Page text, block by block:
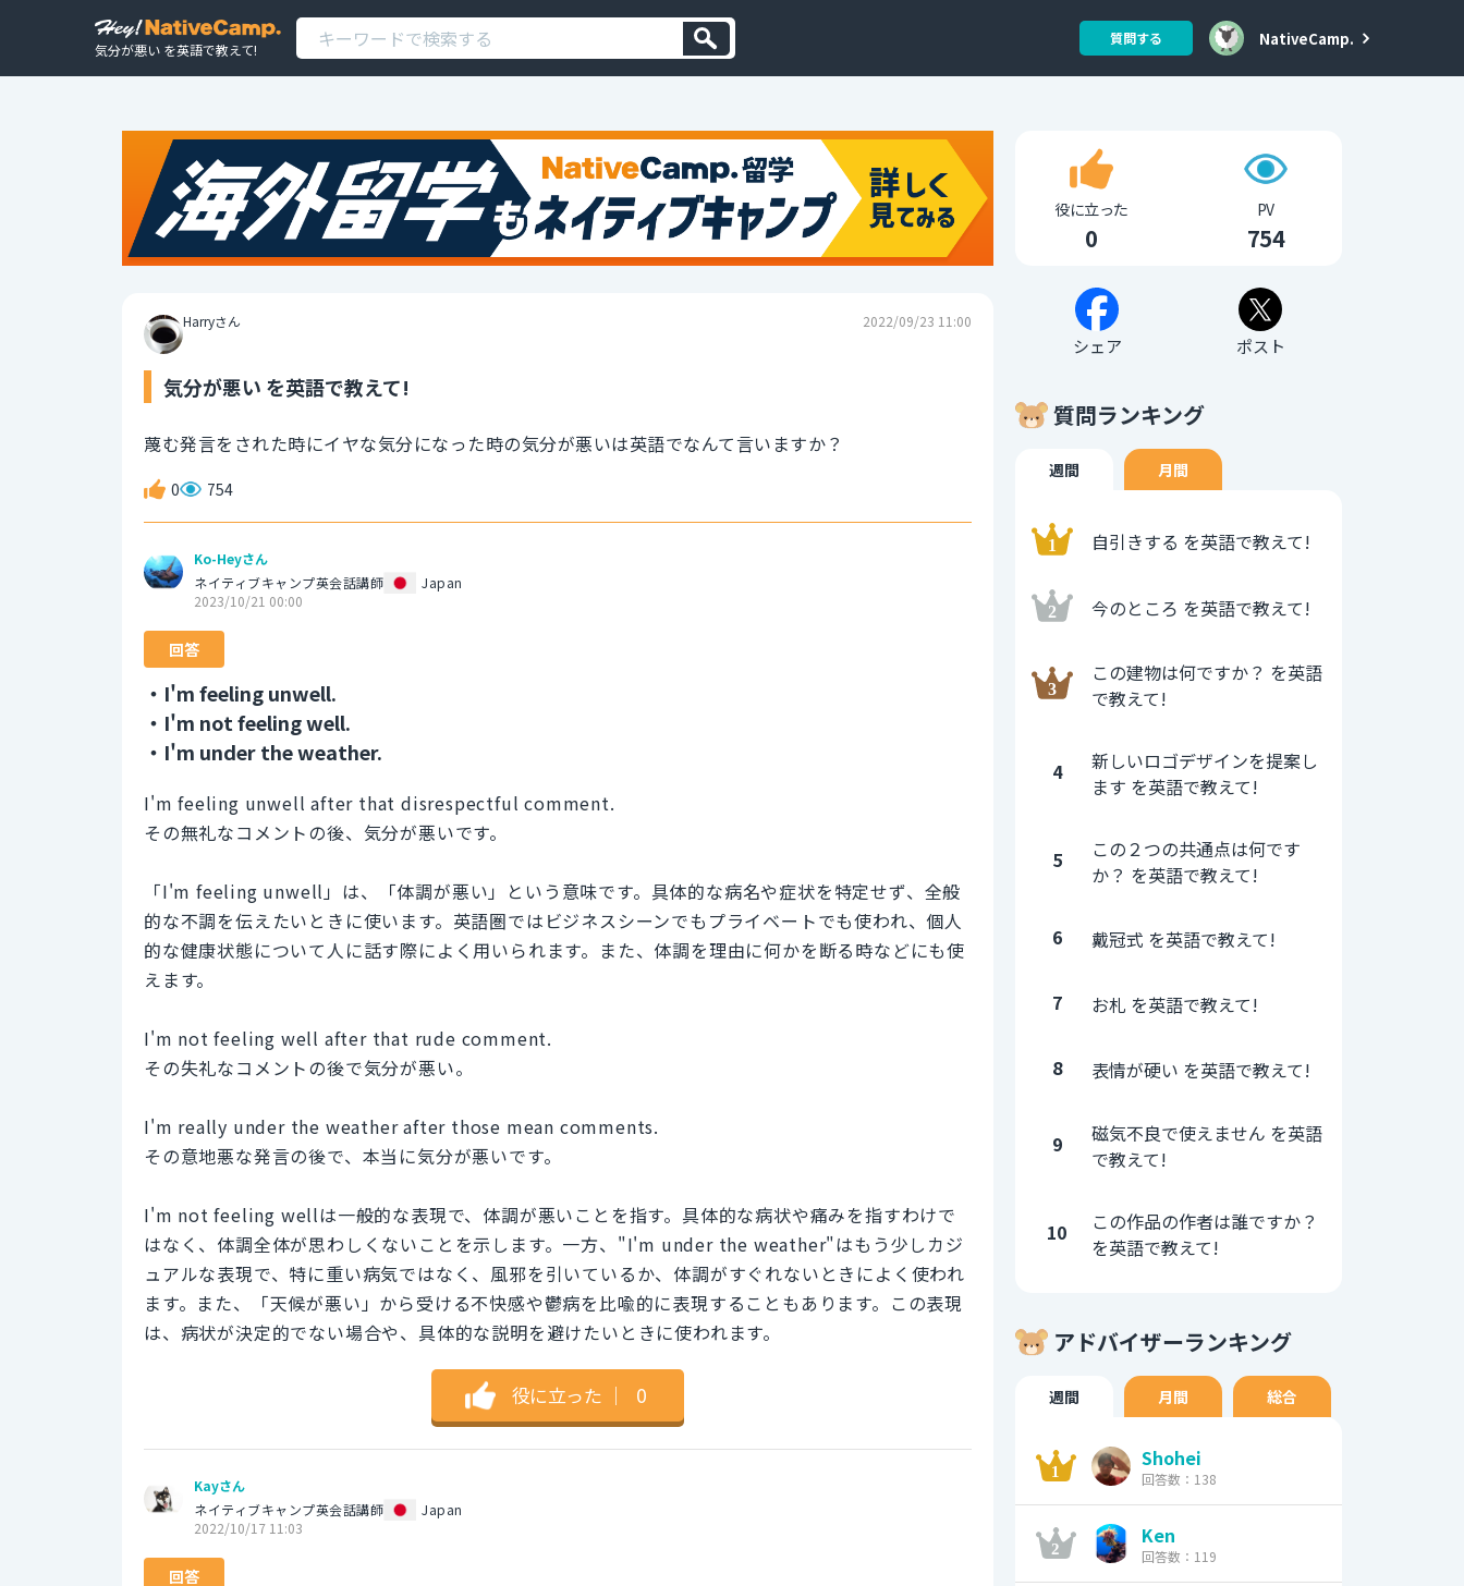
気分が悪い を英語で教えて!
質問する NativeCamp.
Harryさん 2022/09/23 11:00
気分が悪い を英語で教えて!
蔑む発言をされた時にイヤな気分になった時の気分が悪いは英語でなんて言いますか？
0 754
Ko-Heyさん
ネイティブキャンプ英会話講師
Japan
2023/10/21 00:00
回答
・I'm feeling unwell.
・I'm not feeling well.
・I'm under the weather.
I'm feeling unwell after that disrespectful comment.
その無礼なコメントの後、気分が悪いです。
「I'm feeling unwell」は、「体調が悪い」という意味です。具体的な病名や症状を特定せず、全般
的な不調を伝えたいときに使います。英語圏ではビジネスシーンでもプライベートでも使われ、個人
的な健康状態について人に話す際によく用いられます。また、体調を理由に何かを断る時などにも使
えます。
I'm not feeling well after that rude comment.
その失礼なコメントの後で気分が悪い。
I'm really under the weather after those mean comments.
その意地悪な発言の後で、本当に気分が悪いです。
I'm not feeling wellは一般的な表現で、体調が悪いことを指す。具体的な病状や痛みを指すわけで
はなく、体調全体が思わしくないことを示します。一方、"I'm under the weather"はもう少しカジ
ュアルな表現で、特に重い病気ではなく、風邪を引いているか、体調がすぐれないときによく使われ
ます。また、「天候が悪い」から受ける不快感や鬱病を比喩的に表現することもあります。この表現
は、病状が決定的でない場合や、具体的な説明を避けたいときに使われます。
役に立った ｜ 0
Kayさん
ネイティブキャンプ英会話講師
Japan
2022/10/17 11:03
回答
役に立った
0
PV
754
シェア ポスト
質問ランキング
週間 月間
自引きする を英語で教えて!
今のところ を英語で教えて!
この建物は何ですか？ を英語
で教えて!
4
新しいロゴデザインを提案し
ます を英語で教えて!
5
この２つの共通点は何です
か？ を英語で教えて!
6 戴冠式 を英語で教えて!
7 お札 を英語で教えて!
8 表情が硬い を英語で教えて!
9
磁気不良で使えません を英語
で教えて!
10
この作品の作者は誰ですか？
を英語で教えて!
アドバイザーランキング
週間 月間 総合
Shohei
回答数：138
Ken
回答数：119